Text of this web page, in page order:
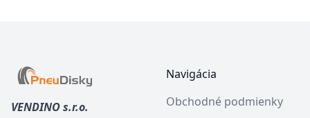
VENDINO s.r.o.
Navigácia
Obchodné podmienky